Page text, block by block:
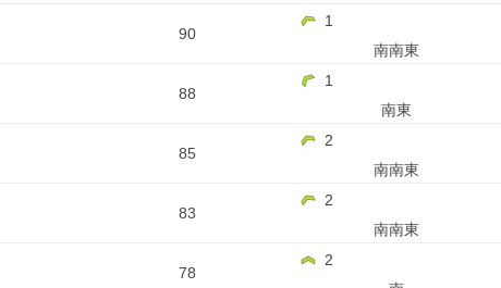
90
1
南南東
88
1
南東
85
2
南南東
83
2
南南東
78
2